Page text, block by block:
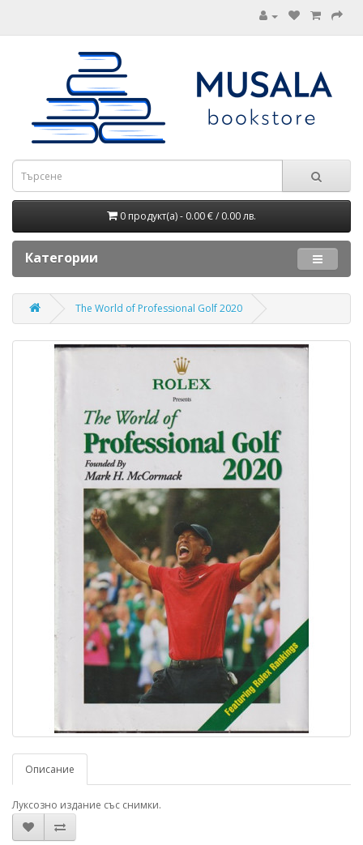
0 продукт(а) - 0.00 € / 0.00 лв.
Категории
The World of Professional Golf 2020
Описание
Луксозно издание със снимки.